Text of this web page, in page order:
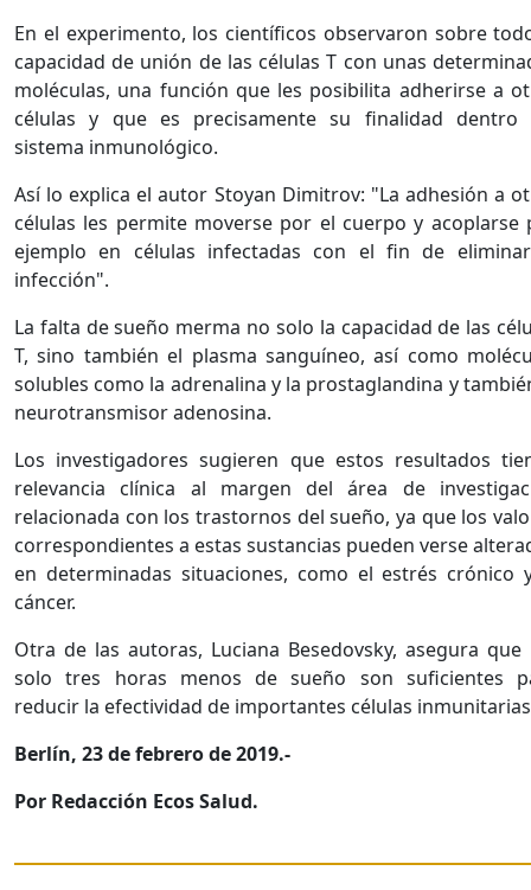
En el experimento, los científicos observaron sobre
capacidad de unión de las células T con unas
moléculas, una función que les posibilita adherirse a
células y que es precisamente su finalidad dentro
sistema inmunológico.
Así lo explica el autor Stoyan Dimitrov: "La adhesión a
células les permite moverse por el cuerpo y acoplarse
ejemplo en células infectadas con el fin de
infección".
La falta de sueño merma no solo la capacidad de las
T, sino también el plasma sanguíneo, así como
solubles como la adrenalina y la prostaglandina y
neurotransmisor adenosina.
Los investigadores sugieren que estos resultados
relevancia clínica al margen del área de
relacionada con los trastornos del sueño, ya que los
correspondientes a estas sustancias pueden verse
en determinadas situaciones, como el estrés crónico
cáncer.
Otra de las autoras, Luciana Besedovsky, asegura que
solo tres horas menos de sueño son suficientes
reducir la efectividad de importantes células
Berlín, 23 de febrero de 2019.-
Por Redacción Ecos Salud.